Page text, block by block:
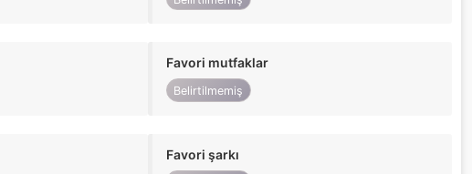
Favori mutfaklar
Belirtilmemiş
Favori şarkı